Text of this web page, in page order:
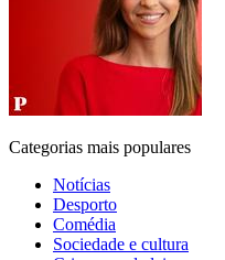
Categorias mais populares
Notícias
Desporto
Comédia
Sociedade e cultura